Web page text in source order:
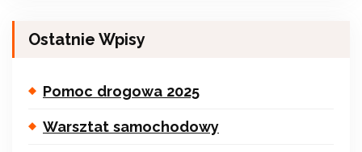
Ostatnie Wpisy
Pomoc drogowa 2025
Warsztat samochodowy